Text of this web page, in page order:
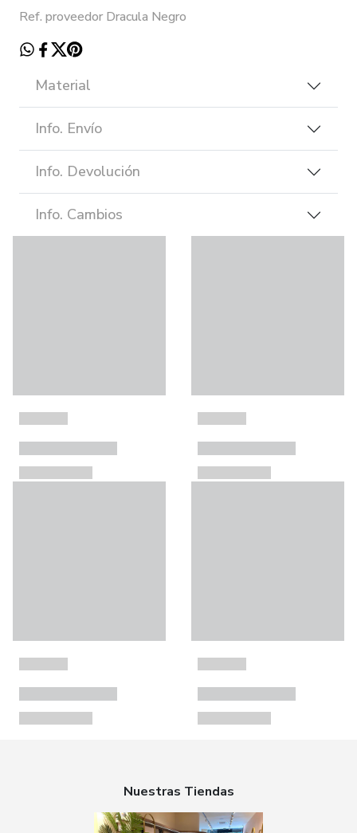
Ref. proveedor Dracula Negro
Material
Info. Envío
Info. Devolución
Info. Cambios
Nuestras Tiendas